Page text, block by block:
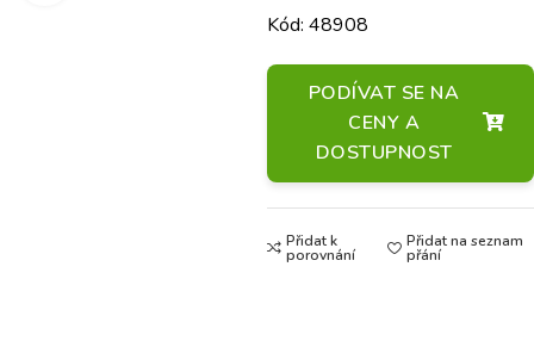
Kód: 48908
PODÍVAT SE NA
CENY A
DOSTUPNOST
Přidat k
porovnání
Přidat na seznam
přání